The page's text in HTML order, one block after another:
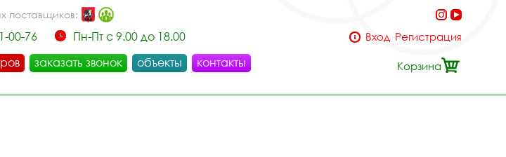
поставщиков:
00-76
Пн-Пт с 9.00 до 18.00
заказать звонок объекты контакты
Вход Регистрация
Корзина